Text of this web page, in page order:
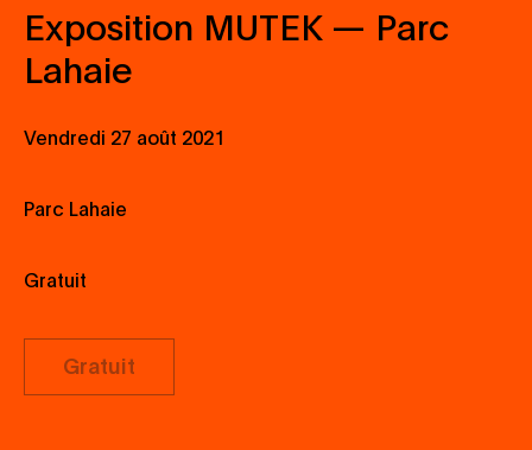
Exposition MUTEK — Parc
Lahaie
Vendredi 27 août 2021
Parc Lahaie
Gratuit
Gratuit